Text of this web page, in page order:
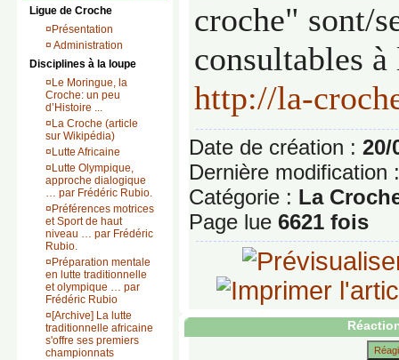
Ligue de Croche
¤ Présentation
¤ Administration
Disciplines à la loupe
¤ Le Moringue, la
Croche: un peu
d’Histoire ...
¤ La Croche (article
sur Wikipédia)
¤ Lutte Africaine
¤ Lutte Olympique,
approche dialogique
… par Frédéric Rubio.
¤ Préférences motrices
et Sport de haut
niveau … par Frédéric
Rubio.
¤ Préparation mentale
en lutte traditionnelle
et olympique … par
Frédéric Rubio
¤[Archive] La lutte
traditionnelle africaine
s'offre ses premiers
championnats
croche" sont/
consultables à
http://la-
Date de création : 20/
Dernière modification
Catégorie : La
Page lue 6621 fois